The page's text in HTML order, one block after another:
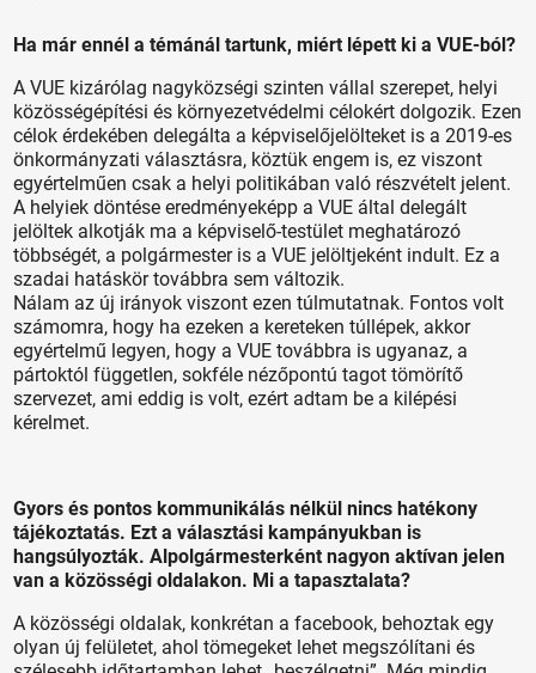
Ha már ennél a témánál tartunk, miért lépett ki a VUE-ból?
A VUE kizárólag nagyközségi szinten vállal szerepet, helyi
közösségépítési és környezetvédelmi célokért dolgozik. Ezen
célok érdekében delegálta a képviselőjelölteket is a 2019-es
önkormányzati választásra, köztük engem is, ez viszont
egyértelműen csak a helyi politikában való részvételt jelent.
A helyiek döntése eredményeképp a VUE által delegált
jelöltek alkotják ma a képviselő-testület meghatározó
többségét, a polgármester is a VUE jelöltjeként indult. Ez a
szadai hatáskör továbbra sem változik.
Nálam az új irányok viszont ezen túlmutatnak. Fontos volt
számomra, hogy ha ezeken a kereteken túllépek, akkor
egyértelmű legyen, hogy a VUE továbbra is ugyanaz, a
pártoktól független, sokféle nézőpontú tagot tömörítő
szervezet, ami eddig is volt, ezért adtam be a kilépési
kérelmet.
Gyors és pontos kommunikálás nélkül nincs hatékony
tájékoztatás. Ezt a választási kampányukban is
hangsúlyozták. Alpolgármesterként nagyon aktívan jelen
van a közösségi oldalakon. Mi a tapasztalata?
A közösségi oldalak, konkrétan a facebook, behoztak egy
olyan új felületet, ahol tömegeket lehet megszólítani és